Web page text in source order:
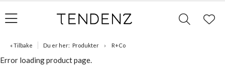
« Tilbake Du er her: Produkter R+Co
Error loading product page.